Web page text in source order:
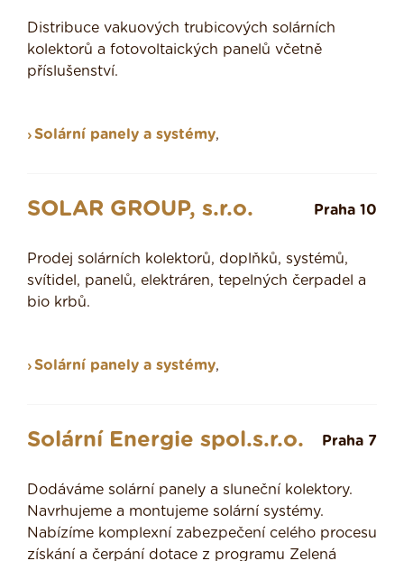
Distribuce vakuových trubicových solárních
kolektorů a fotovoltaických panelů včetně
příslušenství.
Solární panely a systémy,
SOLAR GROUP, s.r.o. Praha 10
Prodej solárních kolektorů, doplňků, systémů,
svítidel, panelů, elektráren, tepelných čerpadel a
bio krbů.
Solární panely a systémy,
Solární Energie spol.s.r.o. Praha 7
Dodáváme solární panely a sluneční kolektory.
Navrhujeme a montujeme solární systémy.
Nabízíme komplexní zabezpečení celého procesu
získání a čerpání dotace z programu Zelená